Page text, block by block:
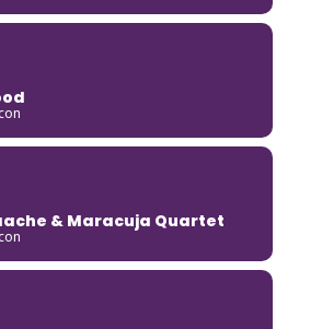
& Maracuja Quartet